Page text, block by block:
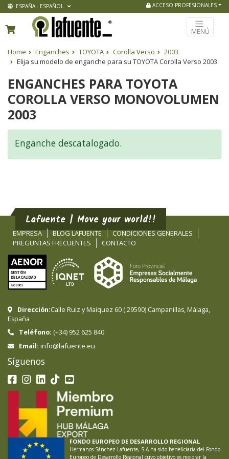
ESPAÑA - ESPAÑOL ACCESO PROFESIONALES
MENÚ
Home Enganches TOYOTA Corolla Verso
2003
Elija su modelo de enganche para su TOYOTA Corolla Verso 2003
ENGANCHES PARA TOYOTA
COROLLA VERSO MONOVOLUMEN
2003
Enganche descatalogado.
Lafuente | Move your world!!
EMPRESA BLOG LAFUENTE
CONDICIONES GENERALES
PREGUNTAS FRECUENTES
CONTACTO
Dirección:Calle Ruiz y Maiquez 60 (29590) Campanillas, Málaga,
España
Teléfono: (+34) 952 625 840
Email: info@lafuente.eu
Síguenos
FONDO EUROPEO DE DESARROLLO REGIONAL
Hermanos Sánchez-Lafuente, S.A ha sido beneficiaria del Fondo
Europeo de Desarrollo Regional cuyo objetivo es mejorar la